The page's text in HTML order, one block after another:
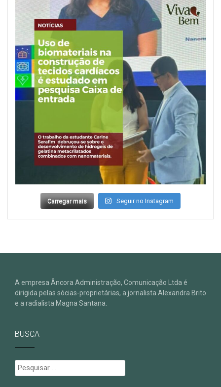
Carregar mais Seguir no Instagram
A empresa Âncora Administração, Comunicação Ltda é
dirigida pelas sócias-proprietárias, a jornalista Alexandra Brito
e a radialista Magna Santana.
BUSCA
Pesquisar
por: